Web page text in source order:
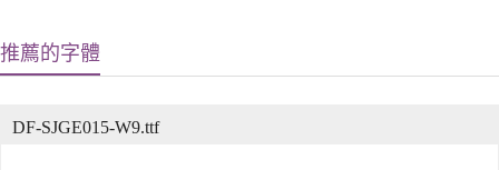
推薦的字體
DF-SJGE015-W9.ttf